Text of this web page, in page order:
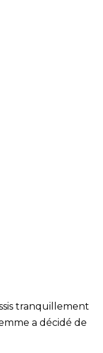
tranquillement
a décidé de